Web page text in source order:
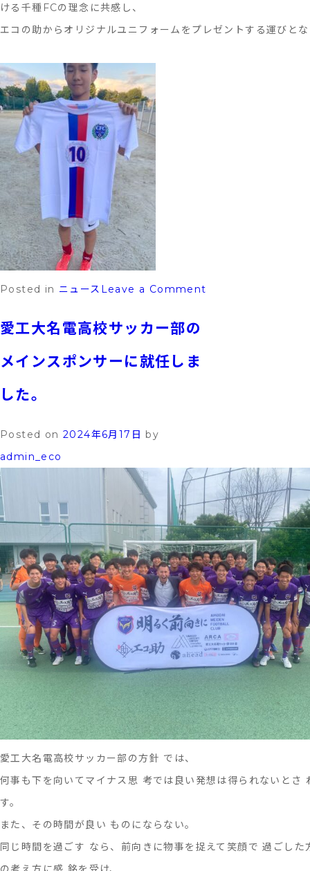
ける千種FCの理念に共感し、
エコの助からオリジナルユニフォームをプレゼントする運びと
Posted in ニュース Leave a Comment
ニ
ー
ム
プ
レ
ゼ
ン
タ
愛工大名電高校サッカー部の
メインスポンサーに就任しま
した。
Posted on2024年6月17日
by
admin_eco
愛工大名電高校サッカー部の方針 では、
何事も下を向いてマイナス思 考では良い発想は得られないとさ
す。
また、その時間が良い ものにならない。
同じ時間を過ごす なら、前向きに物事を捉えて笑顔で 過ごした